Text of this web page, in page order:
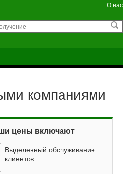
О нас
компаниями
цены включают
Выделенный обслуживание
клиентов